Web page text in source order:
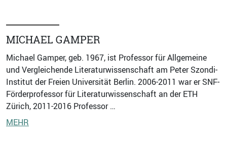
MICHAEL GAMPER
Michael Gamper, geb. 1967, ist Professor für Allgemeine
und Vergleichende Literaturwissenschaft am Peter Szondi-
Institut der Freien Universität Berlin. 2006-2011 war er SNF-
Förderprofessor für Literaturwissenschaft an der ETH
Zürich, 2011-2016 Professor …
MEHR